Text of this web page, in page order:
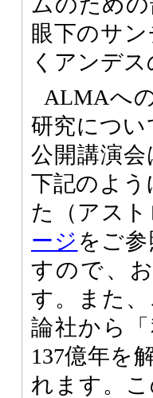
眼下のサ
くアンデ
ALMAへ
研究につ
公開講演
下記のよう
た（アスト
ージ をご
すので、
す。また
論社から
137億年を
れます。